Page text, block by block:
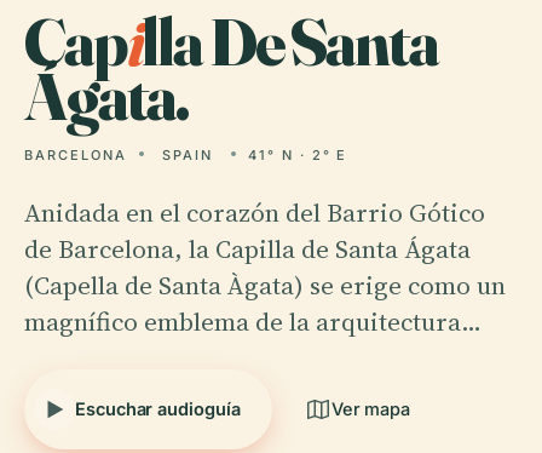
Capilla De Santa
Ágata.
BARCELONA SPAIN 41° N · 2° E
Anidada en el corazón del Barrio Gótico
de Barcelona, la Capilla de Santa Ágata
(Capella de Santa Àgata) se erige como un
magnífico emblema de la arquitectura…
Escuchar audioguía Ver mapa